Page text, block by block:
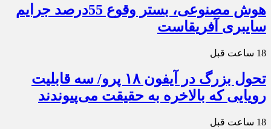
هوش مصنوعی، بستر وقوع 55درصد جرایم
سایبری آفریقاست
18 ساعت قبل
تحول بزرگ در آیفون ۱۸ پرو/ سه قابلیت
رویایی که بالاخره به حقیقت می‌پیوندند
18 ساعت قبل